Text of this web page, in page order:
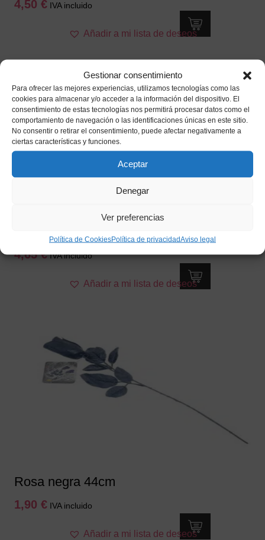
Gestionar consentimiento
Para ofrecer las mejores experiencias, utilizamos tecnologías como las
cookies para almacenar y/o acceder a la información del dispositivo. El
consentimiento de estas tecnologías nos permitirá procesar datos como el
comportamiento de navegación o las identificaciones únicas en este sitio.
No consentir o retirar el consentimiento, puede afectar negativamente a
ciertas características y funciones.
Aceptar
Denegar
Ver preferencias
Política de CookiesPolítica de privacidadAviso legal
4,50 € IVA incluido
Añadir a mi lista de deseos
4,65€ IVA incluido
Añadir a mi lista de deseos
Rosa negra 44cm
1,90 € IVA incluido
Añadir a mi lista de deseos